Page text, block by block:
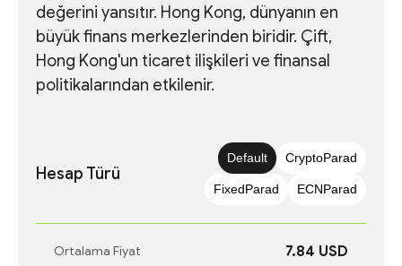
değerini yansıtır. Hong Kong, dünyanın en
büyük finans merkezlerinden biridir. Çift,
Hong Kong'un ticaret ilişkileri ve finansal
politikalarından etkilenir.
Hesap Türü
Default CryptoParad
FixedParad ECNParad
Ortalama Fiyat 7.84 USD